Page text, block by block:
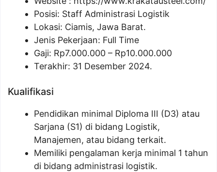
Posisi: Staff Administrasi Logistik
Lokasi: Ciamis, Jawa Barat.
Jenis Pekerjaan: Full Time
Gaji: Rp7.000.000 – Rp10.000.000
Terakhir: 31 Desember 2024.
Kualifikasi
Pendidikan minimal Diploma III (D3) atau
Sarjana (S1) di bidang Logistik,
Manajemen, atau bidang terkait.
Memiliki pengalaman kerja minimal 1 tahun
di bidang administrasi logistik.